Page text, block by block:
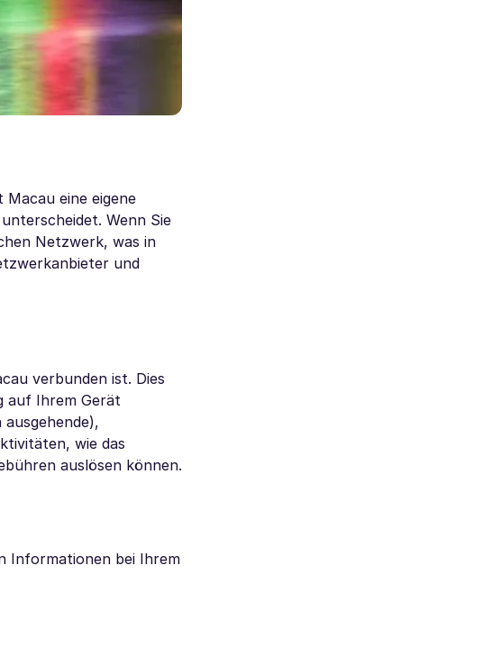
eine eigene
Wenn Sie
Netzwerk, was in
und
verbunden ist. Dies
auf Ihrem Gerät
wie das
auslösen können.
Informationen bei Ihrem